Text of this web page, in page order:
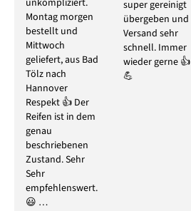
unkompliziert.
Montag morgen
bestellt und
Mittwoch
geliefert, aus Bad
Tölz nach
Hannover
Respekt 👍 Der
Reifen ist in dem
genau
beschriebenen
Zustand. Sehr
Sehr
empfehlenswert.
😃 …
super gereinigt
übergeben und
Versand sehr
schnell. Immer
wieder gerne 👍
💪